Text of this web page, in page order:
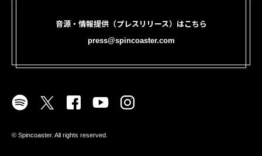
音源・情報提供（プレスリリース）はこちら
press@spincoaster.com
©︎ Spincoaster. All rights reserved.